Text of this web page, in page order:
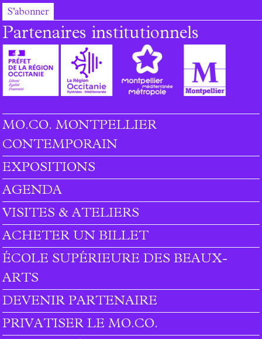
S'abonner
Partenaires institutionnels
Footer menu
MO.CO. MONTPELLIER
CONTEMPORAIN
EXPOSITIONS
AGENDA
VISITES & ATELIERS
ACHETER UN BILLET
ÉCOLE SUPÉRIEURE DES BEAUX-
ARTS
DEVENIR PARTENAIRE
PRIVATISER LE MO.CO.